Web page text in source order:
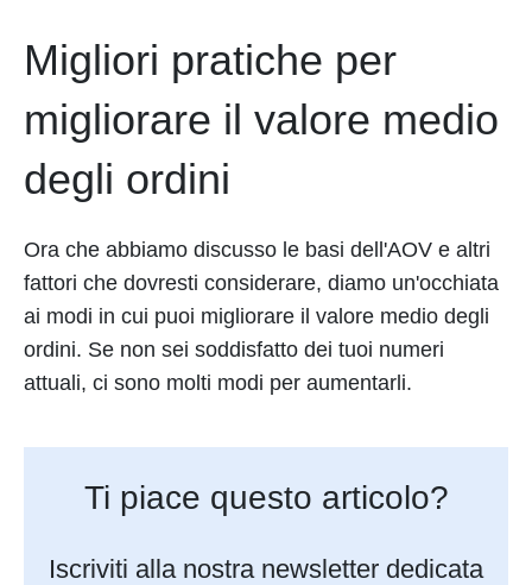
Migliori pratiche per
migliorare il valore medio
degli ordini
Ora che abbiamo discusso le basi dell'AOV e altri
fattori che dovresti considerare, diamo un'occhiata
ai modi in cui puoi migliorare il valore medio degli
ordini. Se non sei soddisfatto dei tuoi numeri
attuali, ci sono molti modi per aumentarli.
Ti piace questo articolo?
Iscriviti alla nostra newsletter dedicata